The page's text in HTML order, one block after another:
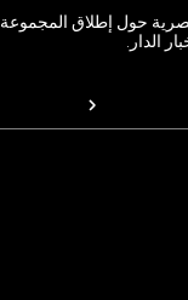
حول إطلاق
الدار.